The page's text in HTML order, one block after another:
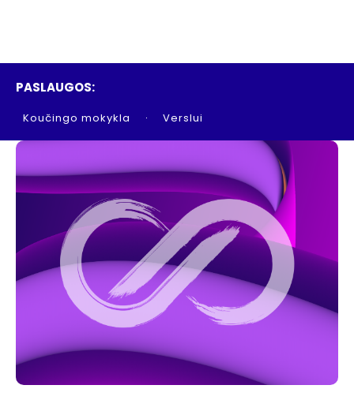
PASLAUGOS:
Koučingo mokykla Verslui